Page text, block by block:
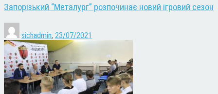
Запорізький “Металург” розпочинає новий ігровий сезон
sichadmin, 23/07/2021